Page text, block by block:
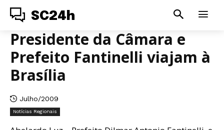
SC24h
Presidente da Câmara e
Prefeito Fantinelli viajam à
Brasília
Julho/2009
Notícias Regionais